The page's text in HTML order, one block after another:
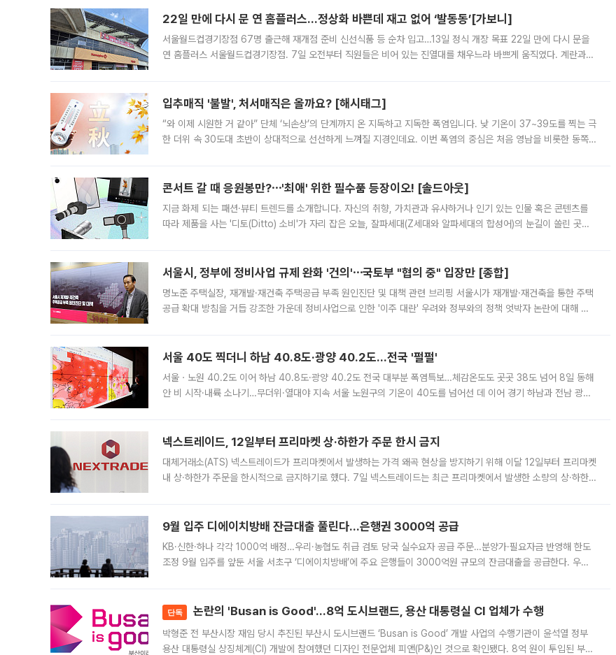
22일 만에 다시 문 연 홈플러스…정상화 바쁜데 재고 없어 ‘발동동’[가보니]
서울월드컵경기장점 67명 출근해 재개점 준비 신선식품 등 순차 입고…13일 정식 개장 목표 22일 만에 다시 문을
연 홈플러스 서울월드컵경기장점. 7일 오전부터 직원들은 비어 있는 진열대를 채우느라 바쁘게 움직였다. 계란과
입추매직 '불발', 처서매직은 올까요? [해시태그]
“와 이제 시원한 거 같아” 단체 ‘뇌손상’의 단계까지 온 지독하고 지독한 폭염입니다. 낮 기온이 37~39도를 찍는 극
한 더위 속 30도대 초반이 상대적으로 선선하게 느껴질 지경인데요. 이번 폭염의 중심은 처음 영남을 비롯한 동쪽
콘서트 갈 때 응원봉만?⋯'최애' 위한 필수품 등장이오! [솔드아웃]
지금 화제 되는 패션·뷰티 트렌드를 소개합니다. 자신의 취향, 가치관과 유사하거나 인기 있는 인물 혹은 콘텐츠를
따라 제품을 사는 '디토(Ditto) 소비'가 자리 잡은 오늘, 잘파세대(Z세대와 알파세대의 합성어)의 눈길이 쏠린 곳은
서울시, 정부에 정비사업 규제 완화 '건의'⋯국토부 "협의 중" 입장만 [종합]
명노준 주택실장, 재개발·재건축 주택공급 부족 원인진단 및 대책 관련 브리핑 서울시가 재개발·재건축을 통한 주택
공급 확대 방침을 거듭 강조한 가운데 정비사업으로 인한 '이주 대란' 우려와 정부와의 정책 엇박자 논란에 대해 정
서울 40도 찍더니 하남 40.8도·광양 40.2도…전국 '펄펄'
서울ㆍ노원 40.2도 이어 하남 40.8도·광양 40.2도 전국 대부분 폭염특보…체감온도도 곳곳 38도 넘어 8일 동해
안 비 시작·내륙 소나기…무더위·열대야 지속 서울 노원구의 기온이 40도를 넘어선 데 이어 경기 하남과 전남 광양
넥스트레이드, 12일부터 프리마켓 상·하한가 주문 한시 금지
대체거래소(ATS) 넥스트레이드가 프리마켓에서 발생하는 가격 왜곡 현상을 방지하기 위해 이달 12일부터 프리마켓
내 상·하한가 주문을 한시적으로 금지하기로 했다. 7일 넥스트레이드는 최근 프리마켓에서 발생한 소량의 상·하한
9월 입주 디에이치방배 잔금대출 풀린다…은행권 3000억 공급
KB·신한·하나 각각 1000억 배정…우리·농협도 취급 검토 당국 실수요자 공급 주문…분양가·필요자금 반영해 한도
조정 9월 입주를 앞둔 서울 서초구 ‘디에이치방배’에 주요 은행들이 3000억원 규모의 잔금대출을 공급한다. 우리
단독 논란의 'Busan is Good'…8억 도시브랜드, 용산 대통령실 CI 업체가 수행
박형준 전 부산시장 재임 당시 추진된 부산시 도시브랜드 ‘Busan is Good’ 개발 사업의 수행기관이 윤석열 정부
용산 대통령실 상징체계(CI) 개발에 참여했던 디자인 전문업체 피앤(P&)인 것으로 확인됐다. 8억 원이 투입된 부산